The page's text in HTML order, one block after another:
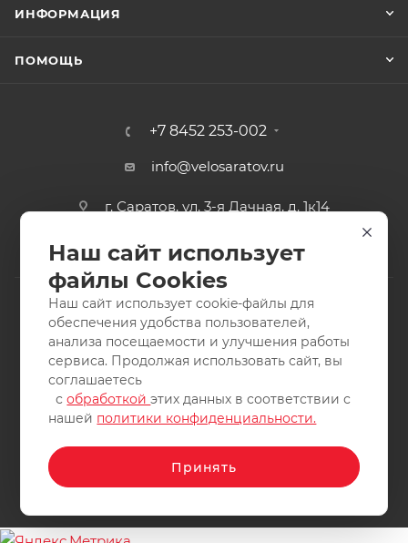
ИНФОРМАЦИЯ
ПОМОЩЬ
+7 8452 253-002
info@velosaratov.ru
г. Саратов, ул. 3-я Дачная, д. 1к14
2011-2026 © интернет-магазин спортивных товаров
ВелоСаратов. Не является публичной офертой. Все права
защищены. Заимствование материалов и фотографий
запрещено.
Наш сайт использует
файлы Cookies
Наш сайт использует cookie-файлы для
обеспечения удобства пользователей,
анализа посещаемости и улучшения работы
сервиса. Продолжая использовать сайт, вы
соглашаетесь
собработкойэтих данных в соответствии с
нашей политики конфиденциальности.
Принять